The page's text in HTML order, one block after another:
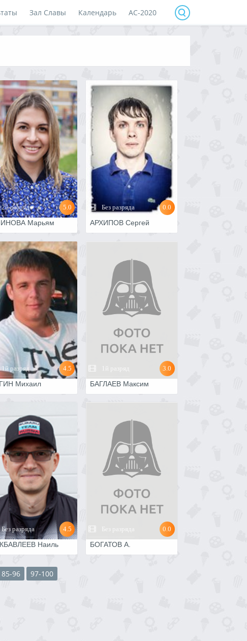
Зал Славы Календарь АС-2020
2й разряд 5.0
Марьям
Без разряда 0.0
АРХИПОВ Сергей
1й разряд 4.5
Михаил
1й разряд 3.0
БАГЛАЕВ Максим
Без разряда 4.5
Наиль
Без разряда 0.0
БОГАТОВ А.
85-96 97-100